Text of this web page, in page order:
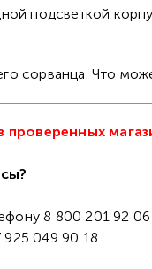
подсветкой
сорванца. Что
проверенных
8 800 201 92 06
925 049 90 18